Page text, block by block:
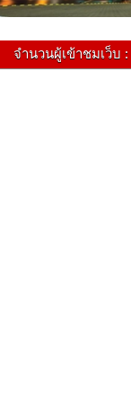
จำนวนผู้เข้าชมเว็บ :